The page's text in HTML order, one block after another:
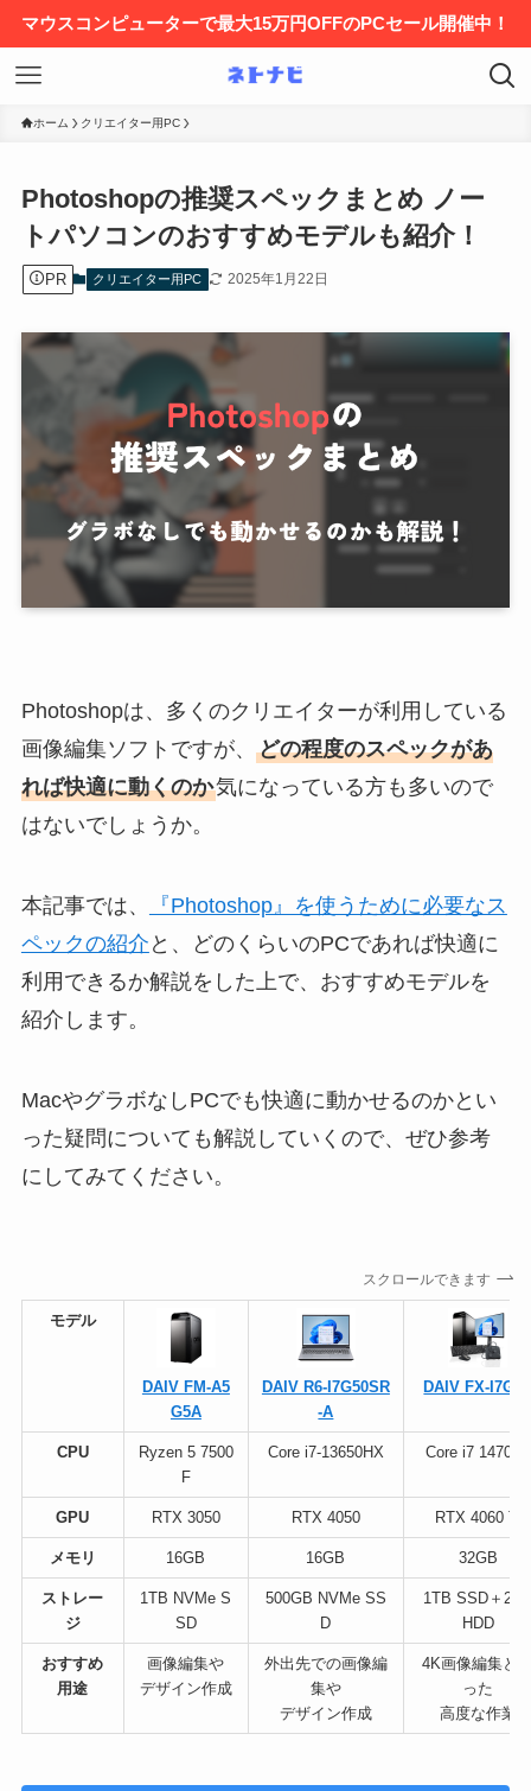
マウスコンピューターで最大15万円OFFのPCセール開催中！
ホーム クリエイター用PC
Photoshopの推奨スペックまとめ ノー
トパソコンのおすすめモデルも紹介！
PR クリエイター用PC 2025年1月22日
Photoshopは、多くのクリエイターが利用している
画像編集ソフトですが、 どの程度のスペックがあ
れば快適に動くのか気になっている方も多いので
はないでしょうか。
本記事では、
『Photoshop』を使うために必要なス
ペックの紹介 と、どのくらいのPCであれば快適に
利用できるか解説をした上で、おすすめモデルを
紹介します。
MacやグラボなしPCでも快適に動かせるのかとい
った疑問についても解説していくので、ぜひ参考
にしてみてください。
スクロールできます
モデル
DAIV FM-A5
G5A
DAIV R6-I7G50SR
-A
DAIV FX-
CPU
Ryzen 5 7500
F
Core i7-13650HX Core i7 14700F
GPU RTX 3050 RTX 4050 RTX 4060 Ti
メモリ 16GB 16GB 32GB
ストレー
ジ
1TB NVMe S
SD
500GB NVMe SS
D
1TB SSD＋
HDD
おすすめ
用途
画像編集や
デザイン作成
外出先での画像編
集や
デザイン作成
4K画像編集と
った
高度な作業